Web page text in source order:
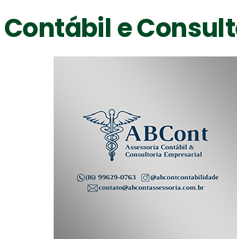
e